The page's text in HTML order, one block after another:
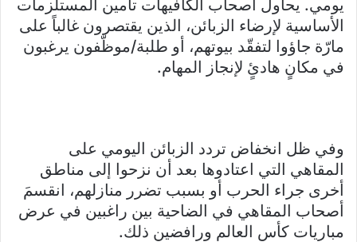
يومي. يحاول أصحاب الكافيهات تأمين المستلزمات
الأساسية لإرضاء الزبائن، الذين يقتصرون غالباً على
مارّة جاؤوا لتفقّد بيوتهم، أو طلبة/موظّفون يرغبون
في مكانٍ هادئٍ لإنجاز المهام.
وفي ظل انخفاض تردد الزبائن اليومي على
المقاهي التي اعتادوها بعد أن نزحوا إلى مناطق
أخرى جراء الحرب أو بسبب تضرر منازلهم، انقسمَ
أصحاب المقاهي في الضاحية بين راغبين في عرض
مباريات كأس العالم ورافضين ذلك.